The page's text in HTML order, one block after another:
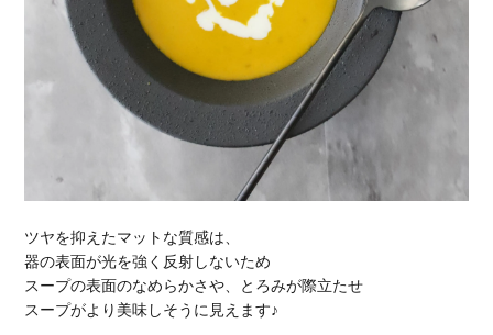
ツヤを抑えたマットな質感は、
器の表面が光を強く反射しないため
スープの表面のなめらかさや、とろみが際立たせ
スープがより美味しそうに見えます♪